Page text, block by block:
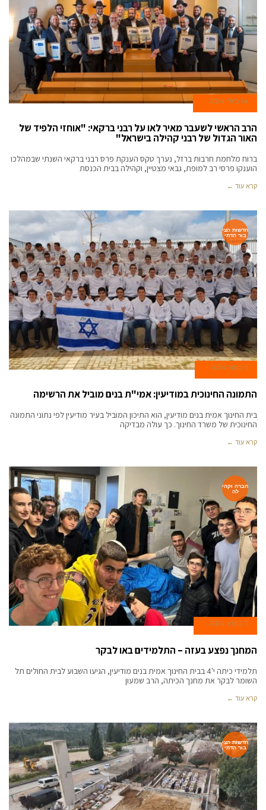
14 ביולי 2024
הרב הראשי לשעבר מאיר לאו על רבני ברקאי: "אוחזי הלפיד של
האור הגדול של רבני קהילה בישראל"
ברוח מלחמת חרבות ברזל, נערך טקס הענקת פרס רבני ברקאי השנתי שבמהלכו
הוענקו פרסי רב למופת, גבאי מצטיין, וקהילה בבית הכנסת
קרא עוד ←
חדשות הצי
בור הדתי
6 במאי 2024
התמונה החינוכית במודיעין: אמי"ת בנים מוביל את הרשימה
בית החינוך אמית בנים מודיעין, הוא התיכון המוביל בעיר מודיעין לפי נתוני התמונה
החינוכית של משרד החינוך. כך עולה מבדיקה
קרא עוד ←
חברה וקהי
לה
7 במרץ 2024
המחנך נפצע בעזה – התלמידים באו לבקר
תלמידי כיתה י'4 בבית החינוך אמית בנים מודיעין, הגיעו השבוע לבית החולים תל
השומר לבקר את מחנך הכיתה, הרב שמעון
קרא עוד ←
חדשות הצי
בור הדתי